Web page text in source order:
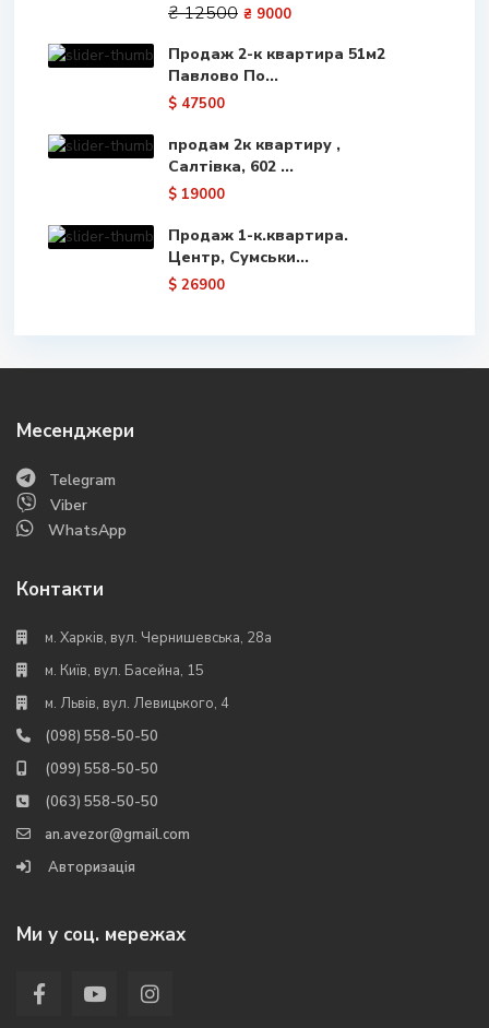
₴ 12500 ₴ 9000
Продаж 2-к квартира 51м2
Павлово По...
$ 47500
продам 2к квартиру ,
Салтівка, 602 ...
$ 19000
Продаж 1-к.квартира.
Центр, Сумськи...
$ 26900
Месенджери
Telegram
Viber
WhatsApp
Контакти
м. Харків, вул. Чернишевська, 28а
м. Київ, вул. Басейна, 15
м. Львів, вул. Левицького, 4
(098) 558-50-50
(099) 558-50-50
(063) 558-50-50
an.avezor@gmail.com
Авторизація
Ми у соц. мережах